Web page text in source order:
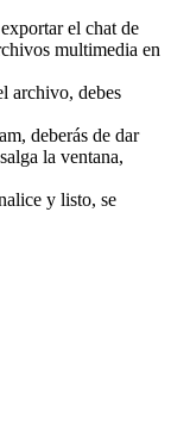
el chat de
multimedia en
archivo, debes
deberás de dar
la ventana,
y listo, se